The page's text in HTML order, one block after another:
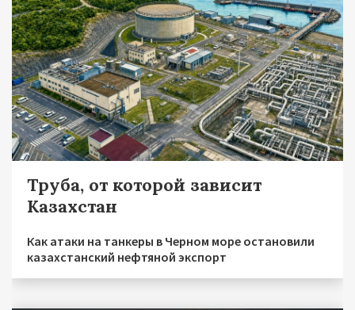
Труба, от которой зависит
Казахстан
Как атаки на танкеры в Черном море остановили
казахстанский нефтяной экспорт